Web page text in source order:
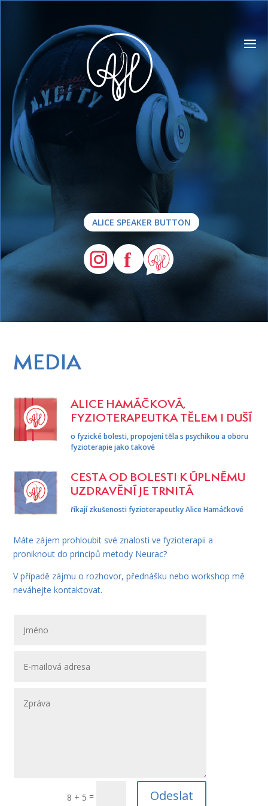
ALICE SPEAKER BUTTON
MEDIA
ALICE HAMÁČKOVÁ,
FYZIOTERAPEUTKA TĚLEM I DUŠÍ
o fyzické bolesti, propojení těla s psychikou a oboru
fyzioterapie jako takové
CESTA OD BOLESTI K ÚPLNÉMU
UZDRAVĚNÍ JE TRNITÁ
říkají zkušenosti fyzioterapeutky Alice Hamáčkové
Máte zájem prohloubit své znalosti ve fyzioterapii a
proniknout do principů metody Neurac?
V případě zájmu o rozhovor, přednášku nebo workshop mě
neváhejte kontaktovat.
8 + 5 = Odeslat